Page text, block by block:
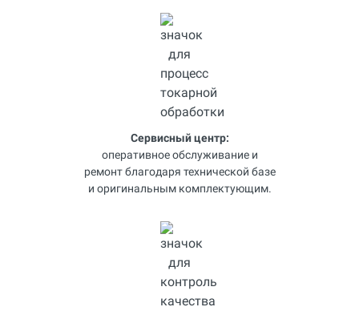
Сервисный центр:
оперативное обслуживание и
ремонт благодаря технической базе
и оригинальным комплектующим.